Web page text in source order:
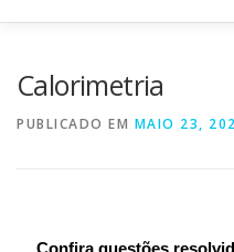
Calorimetria
PUBLICADO EM MAIO 23,